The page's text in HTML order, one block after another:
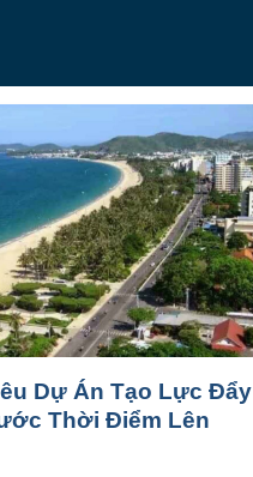
Dự Án Tạo Lực Đẩy
Thời Điểm Lên